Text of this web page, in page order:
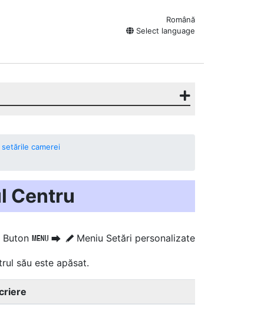
Română
Select language
camerei
Centru
Buton G U A Meniu Setări personalizate
său este apăsat.